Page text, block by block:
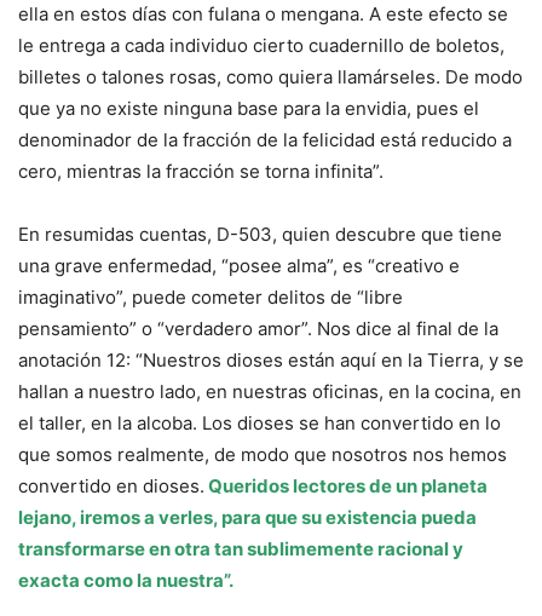
ella en estos días con fulana o mengana. A este efecto se
le entrega a cada individuo cierto cuadernillo de boletos,
billetes o talones rosas, como quiera llamárseles. De modo
que ya no existe ninguna base para la envidia, pues el
denominador de la fracción de la felicidad está reducido a
cero, mientras la fracción se torna infinita”.
En resumidas cuentas, D-503, quien descubre que tiene
una grave enfermedad, “posee alma”, es “creativo e
imaginativo”, puede cometer delitos de “libre
pensamiento” o “verdadero amor”. Nos dice al final de la
anotación 12: “Nuestros dioses están aquí en la Tierra, y se
hallan a nuestro lado, en nuestras oficinas, en la cocina, en
el taller, en la alcoba. Los dioses se han convertido en lo
que somos realmente, de modo que nosotros nos hemos
convertido en dioses. Queridos lectores de un planeta
lejano, iremos a verles, para que su existencia pueda
transformarse en otra tan sublimemente racional y
exacta como la nuestra”.